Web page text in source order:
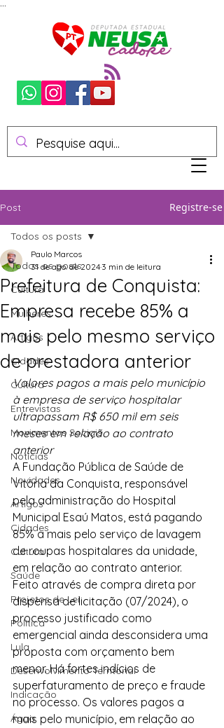
Post Registre-se
Todos os posts
Cultura
Mulheres
Artigos
Cidades
Cultura
Entrevistas
Movimentos Sociais
Notícias
Novidades
Artigos
Cidades
Cultura
Saúde
Projetos de Lei
Política
Lula
Desenvolvimento Territorial
Indicação
Água
Todos os posts
Prefeitura de Conquista:
Empresa recebe 85% a
mais pelo mesmo serviço
de prestadora anterior
Paulo Marcos
31 de ago. de 2024 3 min de leitura
Valores pagos a mais pelo município
à empresa de serviço hospitalar
ultrapassam R$ 650 mil em seis
meses em relação ao contrato
anterior
A Fundação Pública de Saúde de
Vitória da Conquista, responsável
pela administração do Hospital
Municipal Esaú Matos, está pagando
85% a mais pelo serviço de lavagem
de roupas hospitalares da unidade,
em relação ao contrato anterior.
Feito através de compra direta por
dispensa de licitação (07/2024), o
processo justificado como
emergencial ainda desconsidera uma
proposta com orçamento bem
menor. Há fortes indícios de
superfaturamento de preço e fraude
no processo. Os valores pagos a
mais pelo município, em relação ao